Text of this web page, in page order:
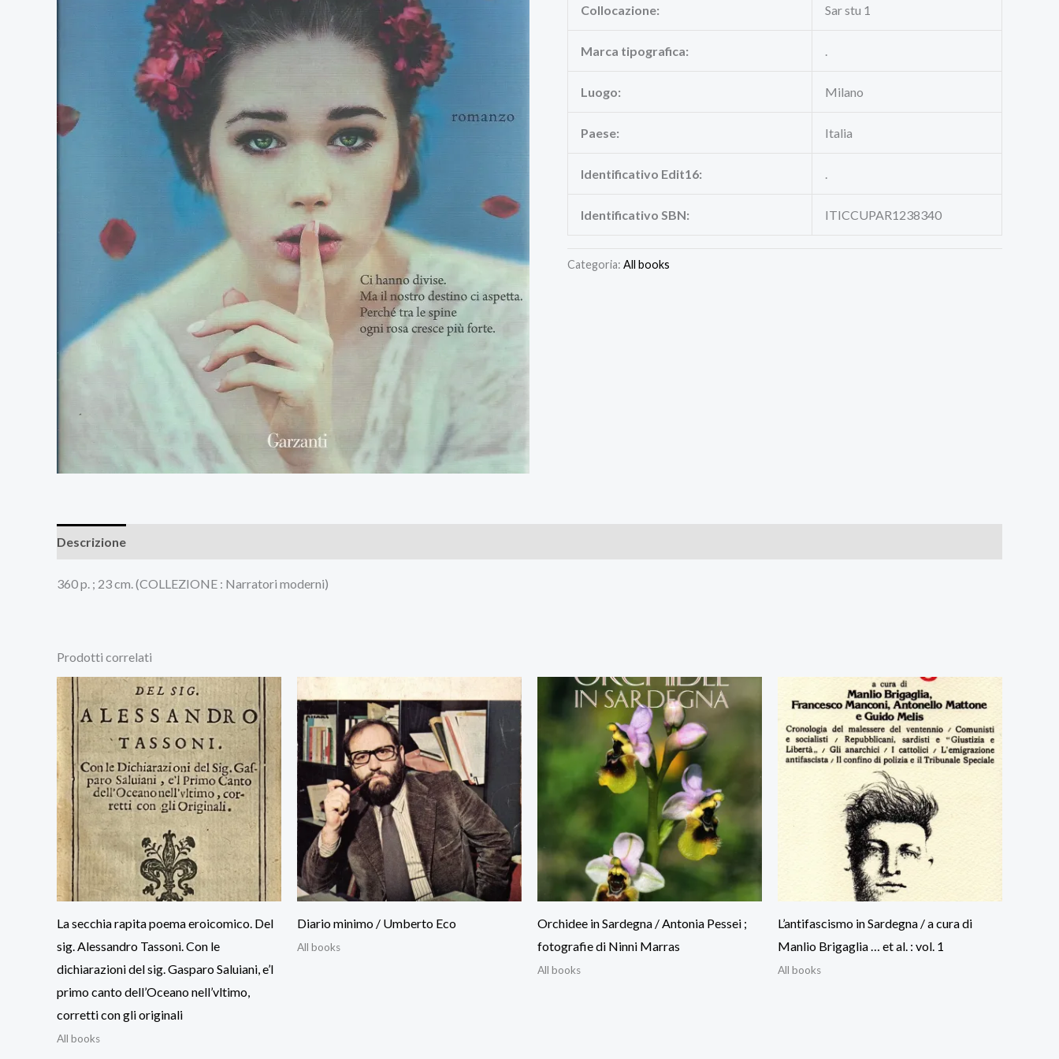
Collocazione: Sar stu 1
Marca tipografica:
Luogo: Milano
Paese: Italia
Identificativo Edit16:
Identificativo SBN: ITICCUPAR1238340
Categoria: All books
Descrizione
360 p. ; 23 cm. (COLLEZIONE : Narratori moderni)
Prodotti correlati
La secchia rapita poema eroicomico. Del
sig. Alessandro Tassoni. Con le
dichiarazioni del sig. Gasparo Saluiani, e’l
primo canto dell’Oceano nell’vltimo,
corretti con gli originali
All books
Diario minimo / Umberto Eco
All books
Orchidee in Sardegna / Antonia Pessei ;
fotografie di Ninni Marras
All books
L’antifascismo in Sardegna / a cura di
Manlio Brigaglia … et al. : vol. 1
All books